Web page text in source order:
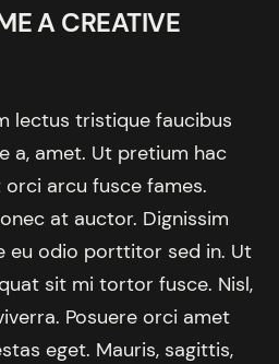
A CREATIVE
lectus tristique faucibus
a, amet. Ut pretium hac
arcu fusce fames.
at auctor. Dignissim
eu odio porttitor sed in. Ut
sit mi tortor fusce. Nisl,
Posuere orci amet
eget. Mauris, sagittis,